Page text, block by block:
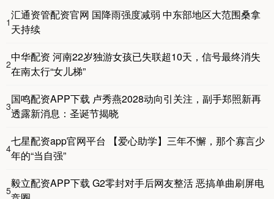
1
汇通资管配资官网 国降雨强度减弱 中东部地区大范围桑拿
天持续
2
中华配资 河南22岁独游女孩已失联超10天，信号最终消失
在南太行“女儿梯”
3
国鸣配资APP下载 卢秀燕2028动向引关注，副手郑照新再
透露新消息：圣诞节揭晓
4
七星配资app官网平台 【爱心助学】三年不懈，那个寡言少
年的“当自强”
5
毅立配资APP下载 G2零封对手后网友整活 恶搞单曲刷屏电